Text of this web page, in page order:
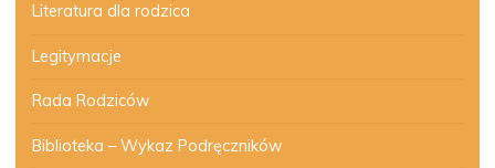
Literatura dla rodzica
Legitymacje
Rada Rodziców
Biblioteka – Wykaz Podręczników